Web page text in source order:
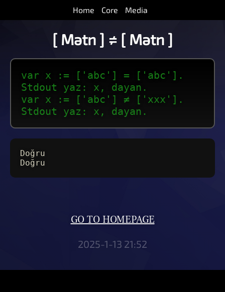
Home Core Media
[ Mətn ] ≠ [ Mətn ]
var x := ['abc'] = ['abc'].
Stdout yaz: x, dayan.
var x := ['abc'] ≠ ['xxx'].
Stdout yaz: x, dayan.
Doğru
Doğru
GO TO HOMEPAGE
2025-1-13 21:52